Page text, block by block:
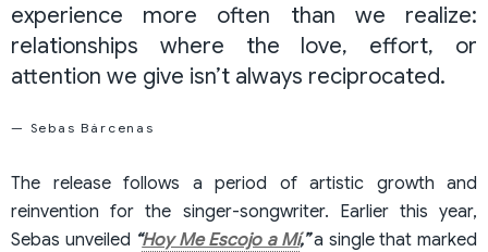
experience more often than we realize:
relationships where the love, effort, or
attention we give isn’t always reciprocated.
— Sebas Bárcenas
The release follows a period of artistic growth and
reinvention for the singer-songwriter. Earlier this year,
Sebas unveiled “Hoy Me Escojo a Mí,”a single that marked